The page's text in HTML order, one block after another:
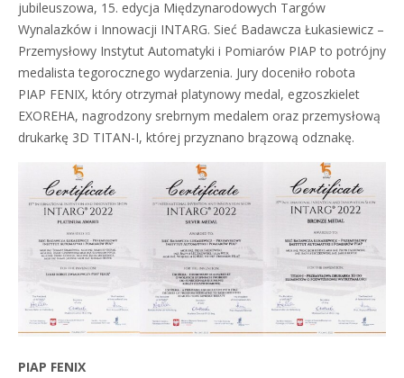
jubileuszowa, 15. edycja Międzynarodowych Targów
Wynalazków i Innowacji INTARG. Sieć Badawcza Łukasiewicz –
Przemysłowy Instytut Automatyki i Pomiarów PIAP to potrójny
medalista tegorocznego wydarzenia. Jury doceniło robota
PIAP FENIX, który otrzymał platynowy medal, egzoszkielet
EXOREHA, nagrodzony srebrnym medalem oraz przemysłową
drukarkę 3D TITAN-I, której przyznano brązową odznakę.
PIAP FENIX